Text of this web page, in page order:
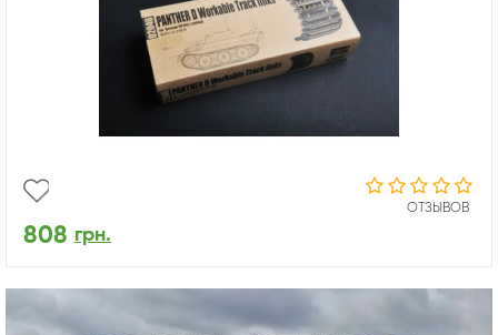
ОТЗЫВОВ
808 грн.